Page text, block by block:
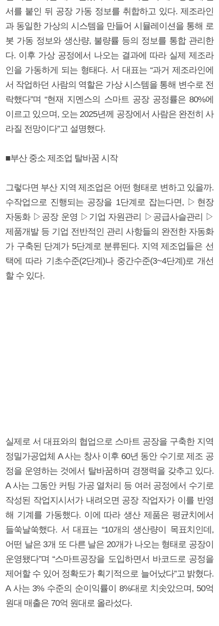
서를 붙인 뒤 공장 가동 정보를 취합하고 있다. 제조라인
과 동일한 가상의 시스템을 만들어 시뮬레이션을 통해 로
봇 가동 정보와 생산량, 불량률 등의 정보를 통합 관리한
다. 이후 가상 공정에서 나오는 결과에 따라 실제 제조라
인을 가동하게 되는 형태다. 서 대표는 “과거 제조라인에
서 작업하던 사람의 역할은 가상 시스템을 통해 변수로 전
락했다”며 “현재 지멘스의 스마트 공장 공정률은 80%에
이르고 있으며, 오는 2025년께 공장에서 사람은 완전히 사
라질 전망이다”고 설명했다.
■부산 중소 제조업 탈바꿈 시작
그렇다면 부산 지역 제조업은 어떤 형태로 변하고 있을까.
수작업으로 진행되는 공장을 1단계로 잡는다면, ▷현장
자동화 ▷공장 운영 ▷기업 자원관리 ▷공급사슬관리 ▷
제품개발 등 기업 전반적인 관리 사항들의 완전한 자동화
가 구축된 단계가 5단계로 분류된다. 지역 제조업들은 선
택에 따라 기초수준(2단계)나 중간수준(3~4단계)로 개선
할 수 있다.
실제로 서 대표와의 협업으로 스마트 공장을 구축한 지역
정밀가공업체 A 사는 창사 이후 60년 동안 수기로 제조 공
정을 운영하는 것에서 탈바꿈하며 경쟁력을 갖추고 있다.
A 사는 그동안 커팅 가공 열처리 등 여러 공정에서 수기로
작성된 작업지시서가 내려오면 공장 작업자가 이를 반영
해 기계를 가동했다. 이에 따라 생산 제품은 평균치에서
들쑥날쑥했다. 서 대표는 “10개의 생산량이 목표치인데,
어떤 날은 3개 또 다른 날은 20개가 나오는 형태로 공장이
운영됐다”며 “스마트공장을 도입하면서 바코드로 공정을
제어할 수 있어 정확도가 획기적으로 늘어났다”고 밝혔다.
A 사는 3% 수준의 순이익률이 8%대로 치솟았으며, 50억
원대 매출은 70억 원대로 올라섰다.